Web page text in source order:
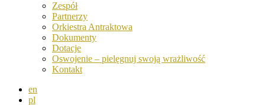
Zespół
Partnerzy
Orkiestra Antraktowa
Dokumenty
Dotacje
Oswojenie – pielęgnuj swoją wrażliwość
Kontakt
en
pl